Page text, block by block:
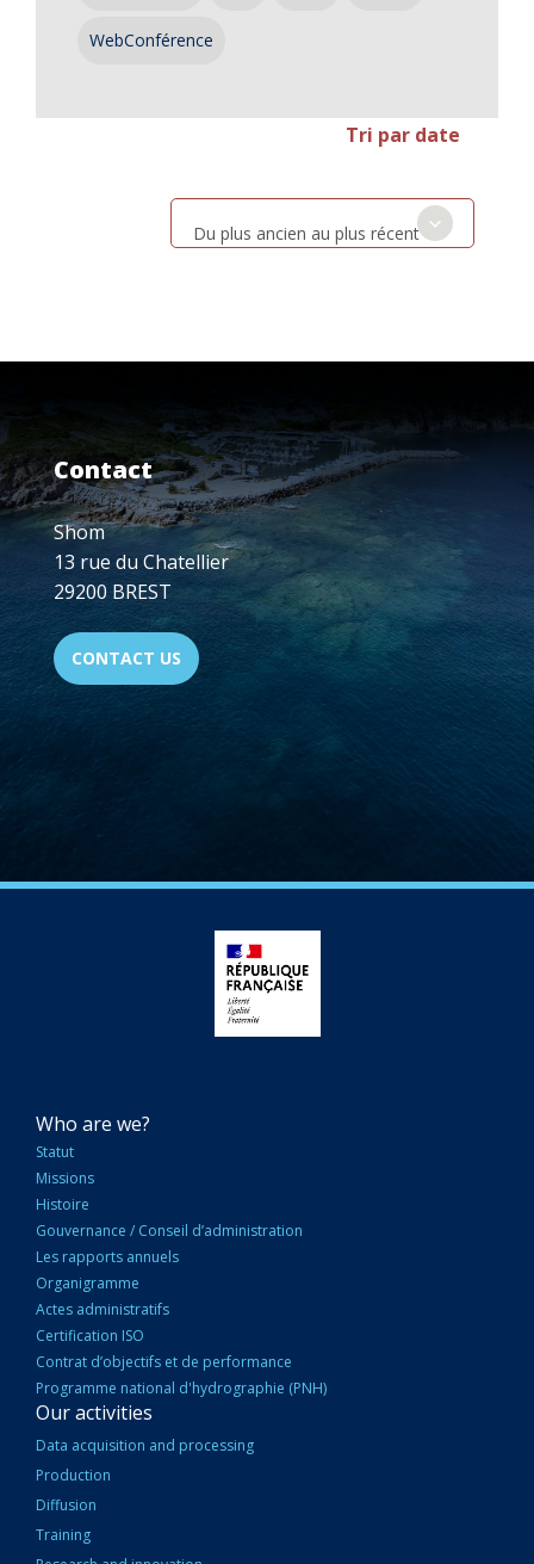
WebConférence
Tri par date
Du plus ancien au plus récent
Contact
Shom
13 rue du Chatellier
29200 BREST
CONTACT US
NAVIGATION
PRINCIPALE
Who are we?
Statut
Missions
Histoire
Gouvernance / Conseil d’administration
Les rapports annuels
Organigramme
Actes administratifs
Certification ISO
Contrat d’objectifs et de performance
Programme national d'hydrographie (PNH)
Our activities
Data acquisition and processing
Production
Diffusion
Training